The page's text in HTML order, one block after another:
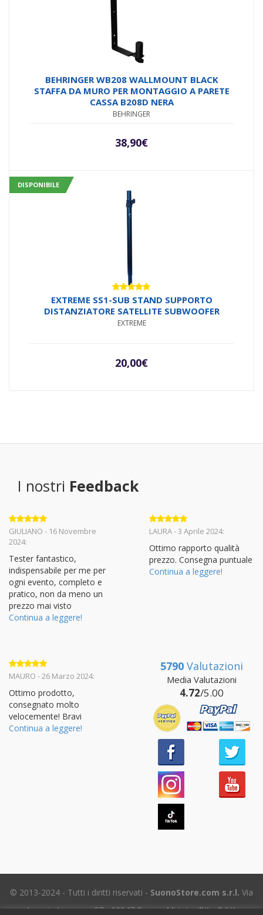
BEHRINGER WB208 WALLMOUNT BLACK
STAFFA DA MURO PER MONTAGGIO A PARETE
CASSA B208D NERA
BEHRINGER
38,90€
DISPONIBILE
Valutato
4.75su 5
EXTREME SS1-SUB STAND SUPPORTO
DISTANZIATORE SATELLITE SUBWOOFER
EXTREME
20,00€
I nostri Feedback
Valutato 5
su 5
GIULIANO - 16 Novembre
2024:
Tester fantastico,
indispensabile per me per
ogni evento, completo e
pratico, non da meno un
prezzo mai visto
Continua a leggere!
Valutato 5
LAURA - 3 Aprile 2024:
Ottimo rapporto qualità
prezzo. Consegna puntuale
Continua a leggere!
Valutato5
MAURO - 26 Marzo 2024:
Ottimo prodotto,
consegnato molto
velocemente! Bravi
Continua a leggere!
5790 Valutazioni
Media Valutazioni
4.72/5.00
© 2013-2024 - Tutti i diritti riservati - SuonoStore.com s.r.l. Via
Ignazio Losacco, 37 - 02047 Poggio Mirteto (RI) - P.IVA